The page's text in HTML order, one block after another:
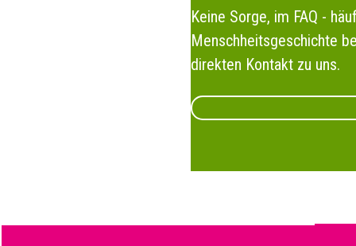
Keine Sorge, im FAQ -
Menschheitsgeschichte
direkten Kontakt zu uns.